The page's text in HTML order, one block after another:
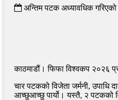
अन्तिम पटक अध्यावधिक गरिएको
काठमाडौं। फिफा विश्वकप २०२६
चार पटकको विजेता जर्मनी, उपाधि
आच्छुआच्छु पार्यो। यस्तै, २ पटकको